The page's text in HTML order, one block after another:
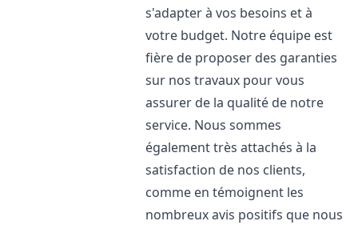
s'adapter à vos besoins et à
votre budget. Notre équipe est
fière de proposer des garanties
sur nos travaux pour vous
assurer de la qualité de notre
service. Nous sommes
également très attachés à la
satisfaction de nos clients,
comme en témoignent les
nombreux avis positifs que nous